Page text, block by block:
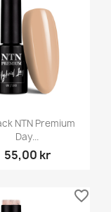
NTN Premium
Day...
55,00 kr
favorite_border